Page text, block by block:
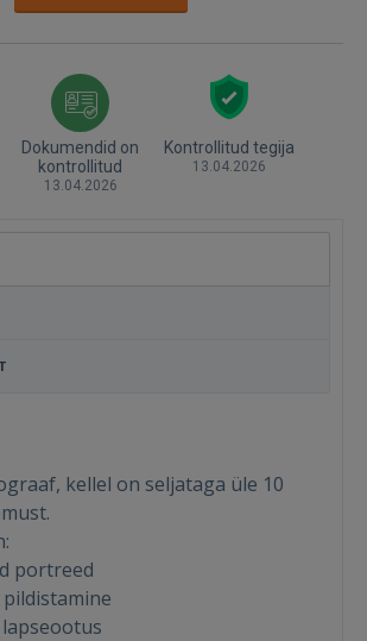
Dokumendid on
kontrollitud
13.04.2026
Kontrollitud tegija
13.04.2026
kellel on seljataga üle 10
portreed
pildistamine
lapseootus